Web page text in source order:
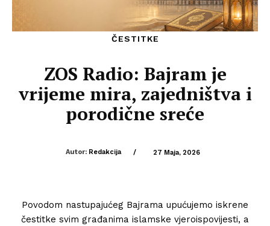
ČESTITKE
ZOS Radio: Bajram je
vrijeme mira, zajedništva i
porodične sreće
Autor: Redakcija / 27 Maja, 2026
Povodom nastupajućeg Bajrama upućujemo iskrene
čestitke svim građanima islamske vjeroispovijesti, a